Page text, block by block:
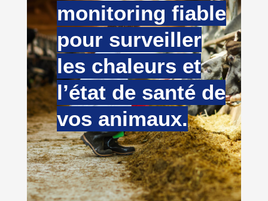
monitoring fiable
pour surveiller
les chaleurs et
l’état de santé de
vos animaux.